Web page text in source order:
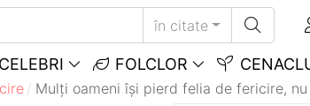
în citate
FOLCLOR
Mulţi oameni îşi pierd felia de fericire,